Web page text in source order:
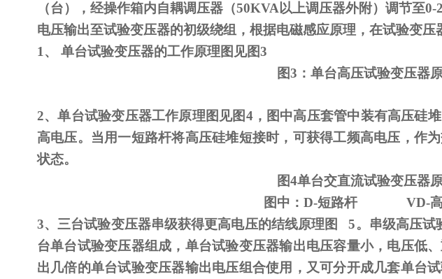
（台），经操作箱内自耦调压器（50KVA 以上调压器外附）调节至0-
电压输出至试验变压器的初级绕组，根据电磁感应原理，在试验变压
1、 单台试验变压器的工作原理图见图3
图3 ：单台高压试验变压器
2、单台试验变压器工作原理图见图4 ，图中高压套管中装有高压硅
高电压。当用一短路杆将高压硅堆短接时，可获得工频高电压，作
状态。
图4单台交直流试验变压器
图中： D-短路杆 VD-
3、三台试验变压器串级获得更高电压的结线原理图5。串级高压试
台单台试验变压器组成，单台试验变压器输出电压容量小，电压低
出几倍的单台试验变压器输出电压组合使用，又可分开成几套单台